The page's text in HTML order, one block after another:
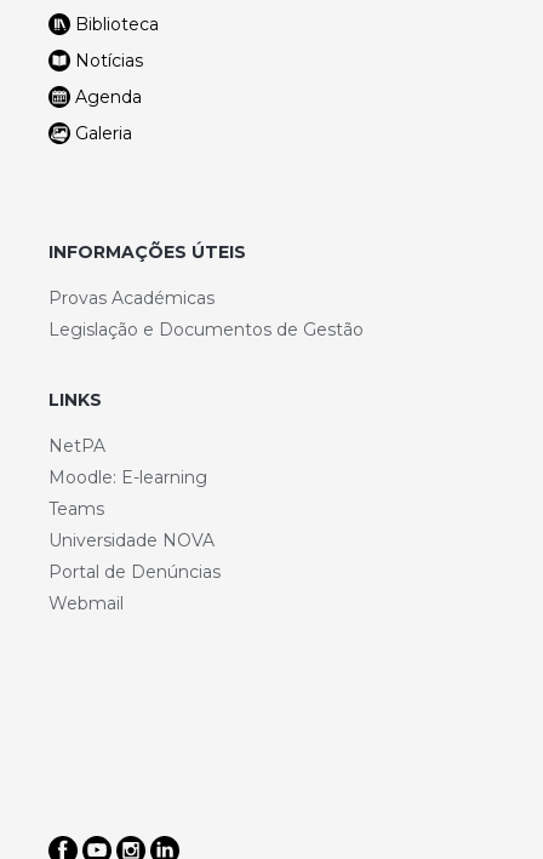
Biblioteca
Notícias
Agenda
Galeria
INFORMAÇÕES ÚTEIS
Provas Académicas
Legislação e Documentos de Gestão
LINKS
NetPA
Moodle: E-learning
Teams
Universidade NOVA
Portal de Denúncias
Webmail